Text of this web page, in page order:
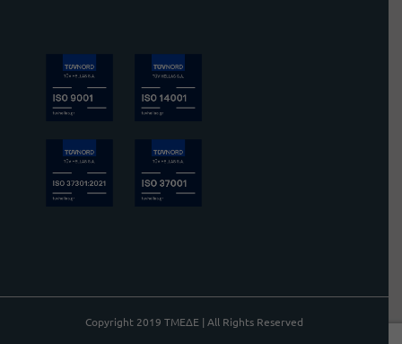
Copyright 2019 ΤΜΕΔΕ | All Rights Reserved